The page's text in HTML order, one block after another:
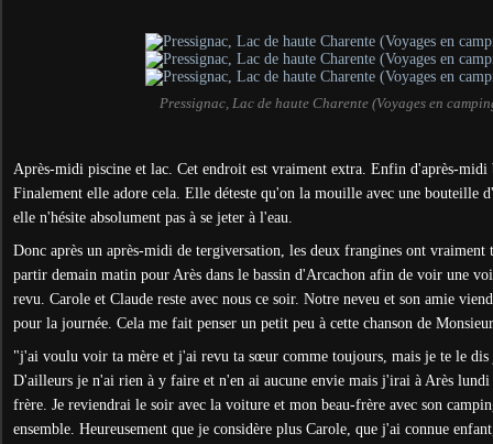
Pressignac, Lac de haute Charente (Voyages en
Après-midi piscine et lac. Cet endroit est vraiment extra. Enfin d'après-midi
Finalement elle adore cela. Elle déteste qu'on la mouille avec une bouteille
elle n'hésite absolument pas à se jeter à l'eau.
Donc après un après-midi de tergiversation, les deux frangines ont vraiment
partir demain matin pour Arès dans le bassin d'Arcachon afin de voir une
revu. Carole et Claude reste avec nous ce soir. Notre neveu et son amie
pour la journée. Cela me fait penser un petit peu à cette chanson de
"j'ai voulu voir ta mère et j'ai revu ta sœur comme toujours, mais je te le
D'ailleurs je n'ai rien à y faire et n'en ai aucune envie mais j'irai à Arès
frère. Je reviendrai le soir avec la voiture et mon beau-frère avec son
ensemble. Heureusement que je considère plus Carole, que j'ai connue